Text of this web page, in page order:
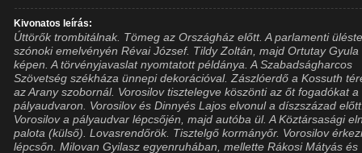
Kivonatos leírás:
Úttörők trombitálnak. Tömeg az Országház előtt. A parlamenti
szónoki emelvényén Révai József. Tildy Zoltán, majd Ortutay Gyula
képen. A törvényjavaslat nyomtatott példánya. A Szabadságharcos
Szövetség székháza ünnepi dekorációval. Zászlóerdő a Kossuth
az Arany szobornál. Vorosilov tisztelegve köszönti az őt fogadókat a
pályaudvaron. Vorosilov és Dinnyés Lajos elvonul a díszszázad
Vorosilov a pályaudvar lépcsőjén, majd autóba ül. A Köztársasági
palota (külső). Lovasrendőrök. Tisztelgő kormányőr. Vorosilov
lépcsőn. Milovan Gyilasz egyenruhában, mellette Rákosi Mátyás és